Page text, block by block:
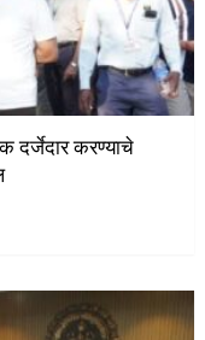
दर्जेदार करण्याचे